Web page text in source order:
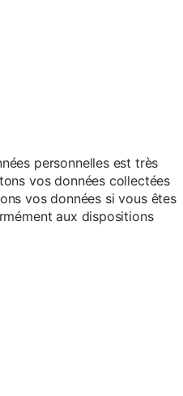
personnelles est très
vos données collectées
vos données si vous êtes
aux dispositions